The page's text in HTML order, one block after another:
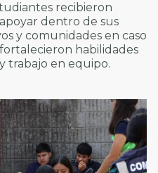
recibieron
dentro de sus
y comunidades en caso
habilidades
trabajo en equipo.